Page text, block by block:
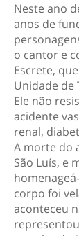
Neste ano
anos de
o cantor e
Escrete,
Unidade de
Ele não
acidente
renal,
A morte do
São Luís, e
corpo foi
aconteceu